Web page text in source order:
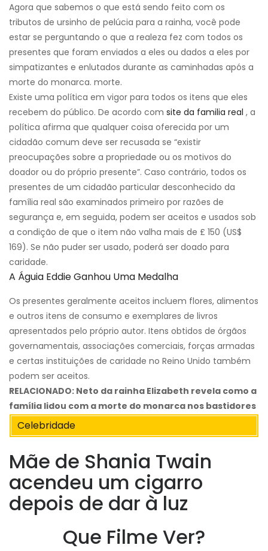
Agora que sabemos o que está sendo feito com os
tributos de ursinho de pelúcia para a rainha, você pode
estar se perguntando o que a realeza fez com todos os
presentes que foram enviados a eles ou dados a eles por
simpatizantes e enlutados durante as caminhadas após a
morte do monarca. morte.
Existe uma política em vigor para todos os itens que eles
recebem do público. De acordo com site da familia real , a
política afirma que qualquer coisa oferecida por um
cidadão comum deve ser recusada se “existir
preocupações sobre a propriedade ou os motivos do
doador ou do próprio presente”. Caso contrário, todos os
presentes de um cidadão particular desconhecido da
família real são examinados primeiro por razões de
segurança e, em seguida, podem ser aceitos e usados ​​sob
a condição de que o item não valha mais de £ 150 (US$
169). Se não puder ser usado, poderá ser doado para
caridade.
A Águia Eddie Ganhou Uma Medalha
Os presentes geralmente aceitos incluem flores, alimentos
e outros itens de consumo e exemplares de livros
apresentados pelo próprio autor. Itens obtidos de órgãos
governamentais, associações comerciais, forças armadas
e certas instituições de caridade no Reino Unido também
podem ser aceitos.
RELACIONADO: Neto da rainha Elizabeth revela como a
família lidou com a morte do monarca nos bastidores
Celebridade
Mãe de Shania Twain
acendeu um cigarro
depois de dar à luz
Que Filme Ver?